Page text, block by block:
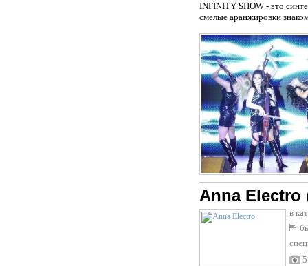
INFINITY SHOW - это
смелые аранжировки
Anna Electro
в
5